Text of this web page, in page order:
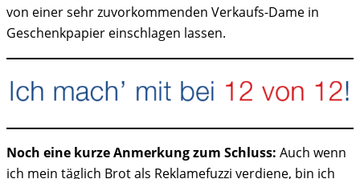
von einer sehr zuvorkommenden Verkaufs-Dame in
Geschenkpapier einschlagen lassen.
Noch eine kurze Anmerkung zum Schluss: Auch wenn
ich mein täglich Brot als Reklamefuzzi verdiene, bin ich